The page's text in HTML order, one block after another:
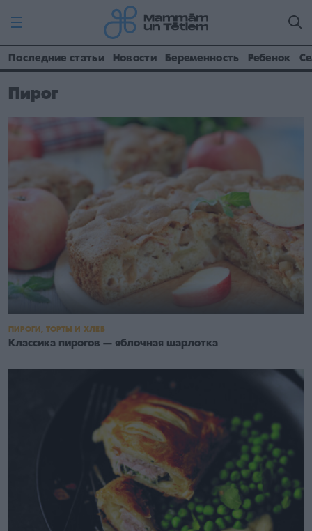
Последние статьи Новости Беременность Ребенок
Пирог
ПИРОГИ, ТОРТЫ И ХЛЕБ
Классика пирогов — яблочная шарлотка